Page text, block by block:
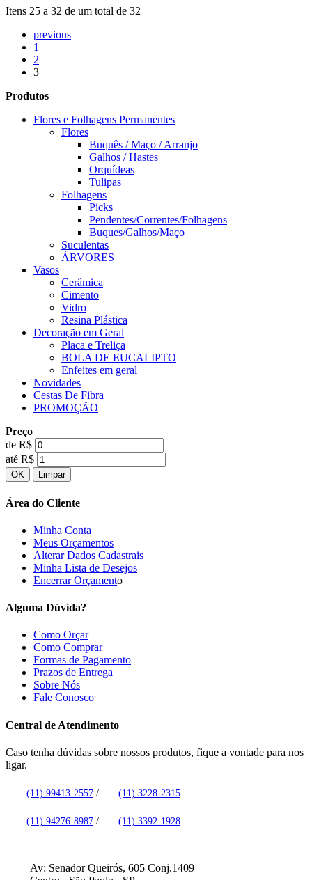
Itens 25 a 32 de um total de 32
previous
1
2
3
Produtos
Flores e Folhagens Permanentes
Flores
Buquês / Maço / Arranjo
Galhos / Hastes
Orquídeas
Tulipas
Folhagens
Picks
Pendentes/Correntes/Folhagens
Buques/Galhos/Maço
Suculentas
ÁRVORES
Vasos
Cerâmica
Cimento
Vidro
Resina Plástica
Decoração em Geral
Placa e Treliça
BOLA DE EUCALIPTO
Enfeites em geral
Novidades
Cestas De Fibra
PROMOÇÃO
Preço
de R$
até R$
Área do Cliente
Minha Conta
Meus Orçamentos
Alterar Dados Cadastrais
Minha Lista de Desejos
Encerrar Orçamento
Alguma Dúvida?
Como Orçar
Como Comprar
Formas de Pagamento
Prazos de Entrega
Sobre Nós
Fale Conosco
Central de Atendimento
Caso tenha dúvidas sobre nossos produtos, fique a vontade para nos
ligar.
(11) 99413-2557 / (11) 3228-2315
(11) 94276-8987 / (11) 3392-1928
Av: Senador Queirós, 605 Conj.1409